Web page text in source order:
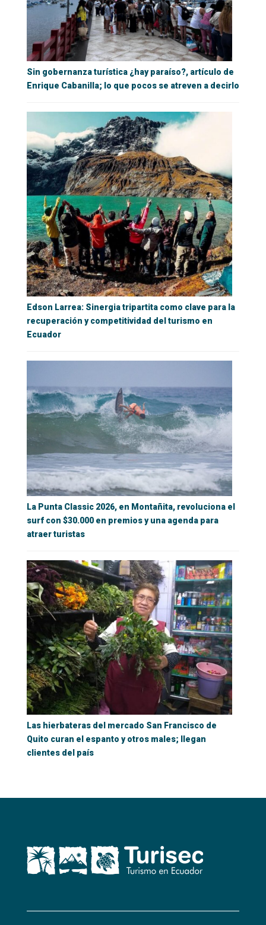
Sin gobernanza turística ¿hay paraíso?, artículo de
Enrique Cabanilla; lo que pocos se atreven a decirlo
Edson Larrea: Sinergia tripartita como clave para la
recuperación y competitividad del turismo en
Ecuador
La Punta Classic 2026, en Montañita, revoluciona el
surf con $30.000 en premios y una agenda para
atraer turistas
Las hierbateras del mercado San Francisco de
Quito curan el espanto y otros males; llegan
clientes del país